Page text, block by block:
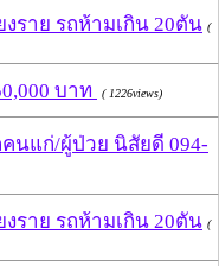
ราย รถห้ามเกิน 20ตัน (
บาท ( 1226views)
นแก่/ผู้ป่วย นิสัยดี 094-
ราย รถห้ามเกิน 20ตัน (